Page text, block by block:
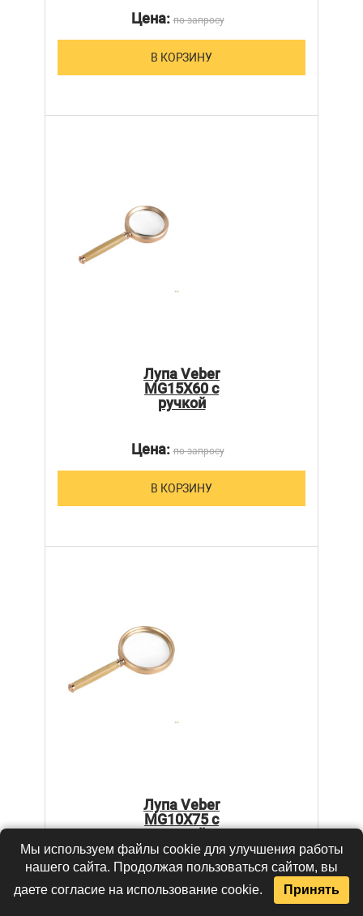
Цена:по запросу
В КОРЗИНУ
Лупа Veber
MG15X60 с
ручкой
Цена:по запросу
В КОРЗИНУ
Лупа Veber
MG10X75 с
ручкой
Цена:
Мы используем файлы cookie для улучшения работы
нашего сайта. Продолжая пользоваться сайтом, вы
даете согласие на использование cookie.
Принять